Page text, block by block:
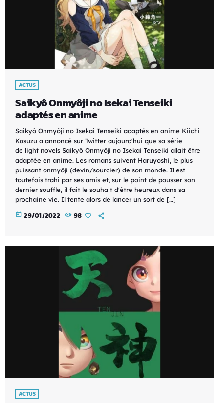
ACTUS
Saikyô Onmyôji no Isekai Tenseiki
adaptés en anime
Saikyô Onmyôji no Isekai Tenseiki adaptés en anime Kiichi
Kosuzu a annoncé sur Twitter aujourd'hui que sa série
de light novels Saikyô Onmyôji no Isekai Tenseiki allait être
adaptée en anime. Les romans suivent Haruyoshi, le plus
puissant onmyôji (devin/sourcier) de son monde. Il est
toutefois trahi par ses amis et, sur le point de pousser son
dernier souffle, il fait le souhait d'être heureux dans sa
prochaine vie. Il tente alors de lancer un sort de […]
today 29/01/2022 98
ACTUS